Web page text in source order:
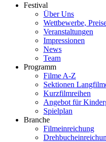
Festival
Über Uns
Wettbewerbe,
Veranstaltungen
Impressionen
News
Team
Programm
Filme A-Z
Sektionen
Kurzfilmreihen
Angebot für
Spielplan
Branche
Filmeinreichung